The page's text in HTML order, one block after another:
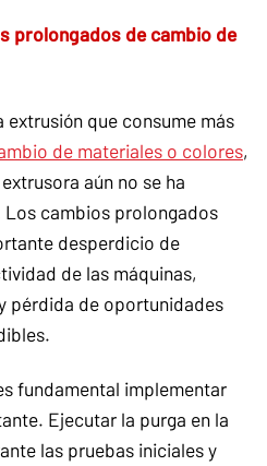
prolongados de cambio de
que consume más
de materiales o colores,
aún no se ha
cambios prolongados
desperdicio de
de las máquinas,
pérdida de oportunidades
fundamental implementar
Ejecutar la purga en la
las pruebas iniciales y